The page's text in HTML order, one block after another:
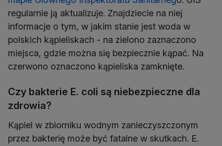
regularnie ją aktualizuje. Znajdziecie na niej
informacje o tym, w jakim stanie jest woda w
polskich kąpieliskach - na zielono zaznaczono
miejsca, gdzie można się bezpiecznie kąpać. Na
czerwono oznaczono kąpieliska zamknięte.
Czy bakterie E. coli są niebezpieczne dla
zdrowia?
Kąpiel w zbiorniku wodnym zanieczyszczonym
przez bakterię może być fatalne w skutkach. E.